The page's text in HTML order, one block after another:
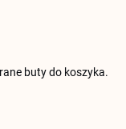
buty do koszyka.